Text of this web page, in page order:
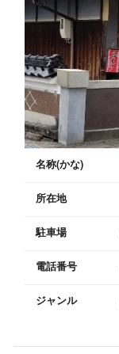
名称(かな)
所在地
駐車場
電話番号
ジャンル